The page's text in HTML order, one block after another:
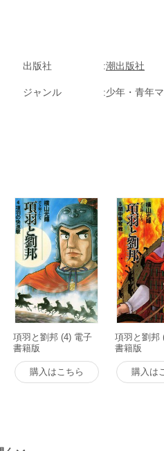
出版社 潮出版社
ジャンル 少年・青年
項羽と劉邦 (4) 電子
書籍版
購入はこちら
項羽と劉邦
書籍版
購入は